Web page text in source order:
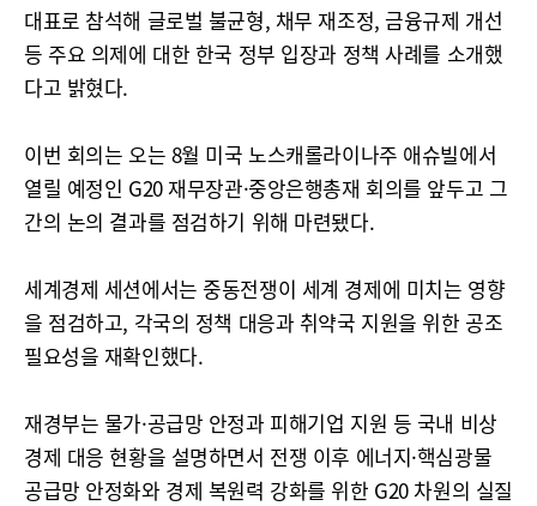
대표로 참석해 글로벌 불균형, 채무 재조정, 금융규제 개선
등 주요 의제에 대한 한국 정부 입장과 정책 사례를 소개했
다고 밝혔다.
이번 회의는 오는 8월 미국 노스캐롤라이나주 애슈빌에서
열릴 예정인 G20 재무장관·중앙은행총재 회의를 앞두고 그
간의 논의 결과를 점검하기 위해 마련됐다.
세계경제 세션에서는 중동전쟁이 세계 경제에 미치는 영향
을 점검하고, 각국의 정책 대응과 취약국 지원을 위한 공조
필요성을 재확인했다.
재경부는 물가·공급망 안정과 피해기업 지원 등 국내 비상
경제 대응 현황을 설명하면서 전쟁 이후 에너지·핵심광물
공급망 안정화와 경제 복원력 강화를 위한 G20 차원의 실질